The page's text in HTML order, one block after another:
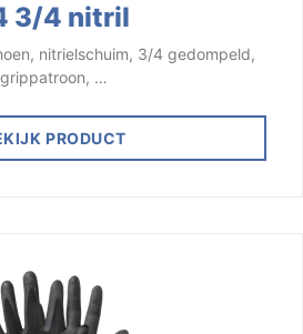
3/4 nitril
nitrielschuim, 3/4 gedompeld,
…
PRODUCT